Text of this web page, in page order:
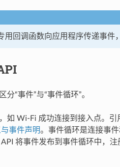
用回调函数向应用程序传递事件
“事件”与“事件循环”。
如 Wi-Fi 成功连接到接入点。
事件声明。事件循环是连接事
将事件发布到事件循环中，